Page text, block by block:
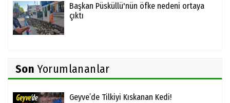
Başkan Püsküllü'nün öfke nedeni ortaya
çıktı
Son Yorumlananlar
Geyve’de Tilkiyi Kıskanan Kedi!